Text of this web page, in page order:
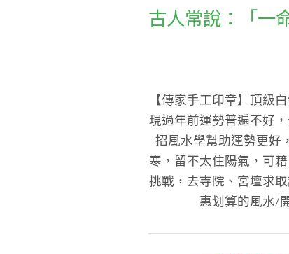
古人常說：「一
【傳家手工印章】頂級
現過年前運勢普遍不好
招風水學幫助運勢更好
寒，留不太住陽氣，可
挑戰，去寺院、宮壇求
惠划算的風水/